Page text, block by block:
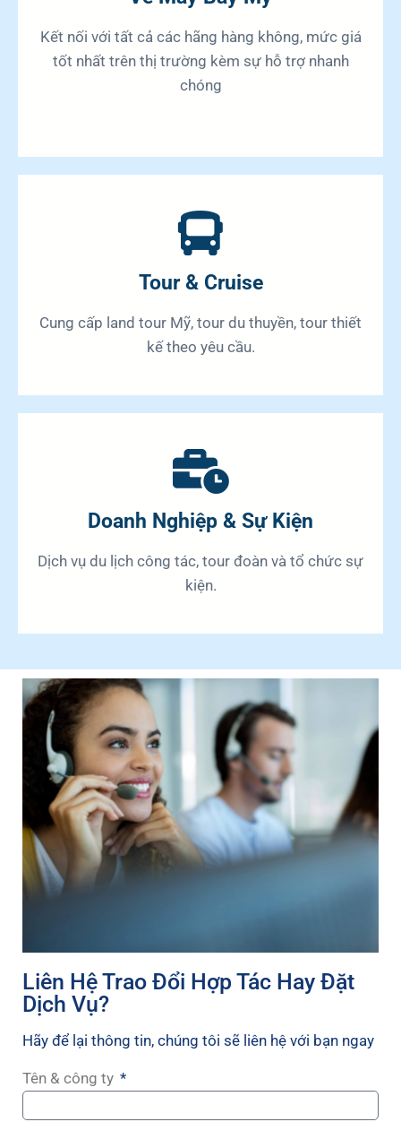
Kết nối với tất cả các hãng hàng không, mức giá
tốt nhất trên thị trường kèm sự hỗ trợ nhanh
chóng
Tour & Cruise
Cung cấp land tour Mỹ, tour du thuyền, tour thiết
kế theo yêu cầu.
Doanh Nghiệp & Sự Kiện
Dịch vụ du lịch công tác, tour đoàn và tổ chức sự
kiện.
Liên Hệ Trao Đổi Hợp Tác Hay Đặt
Dịch Vụ?
Hãy để lại thông tin, chúng tôi sẽ liên hệ với bạn ngay
Tên & công ty